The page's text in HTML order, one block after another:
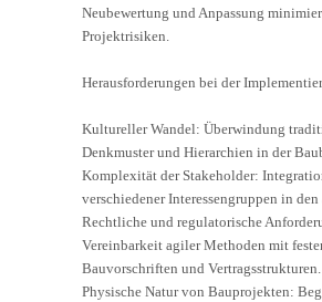
Neubewertung und Anpassung
Projektrisiken.
Herausforderungen bei der
Kultureller Wandel: Überwindung
Denkmuster und Hierarchien in der
Komplexität der Stakeholder:
verschiedener Interessengruppen in den
Rechtliche und regulatorische
Vereinbarkeit agiler Methoden mit
Bauvorschriften und Vertragsstrukturen.
Physische Natur von Bauprojekten: